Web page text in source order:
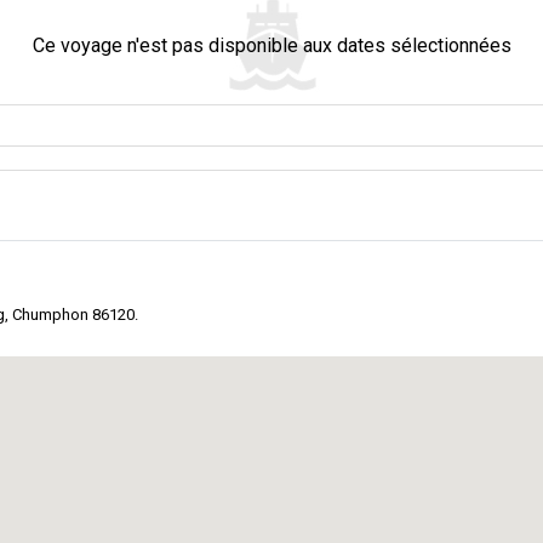
de verdure luxuriante et de paysages à couper le souffle, cet endroit
de se reconnecter avec la nature. C'est comme une bouffée d'air
dans un cadre serein, Lang Suan a quelque chose de spécial pour
vibrante de cette petite île paradisiaque.
Ce voyage n'est pas disponible aux dates sélectionnées
Chumphon 86120.